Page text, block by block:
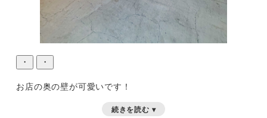
・ ・
お店の奥の壁が可愛いです！
続きを読む ▾